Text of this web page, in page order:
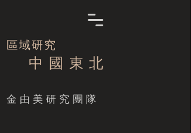
區域研究
中 國 東 北
​金由美研究團隊